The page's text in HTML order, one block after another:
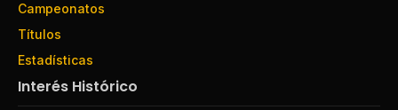
Campeonatos
Títulos
Estadísticas
Interés Histórico